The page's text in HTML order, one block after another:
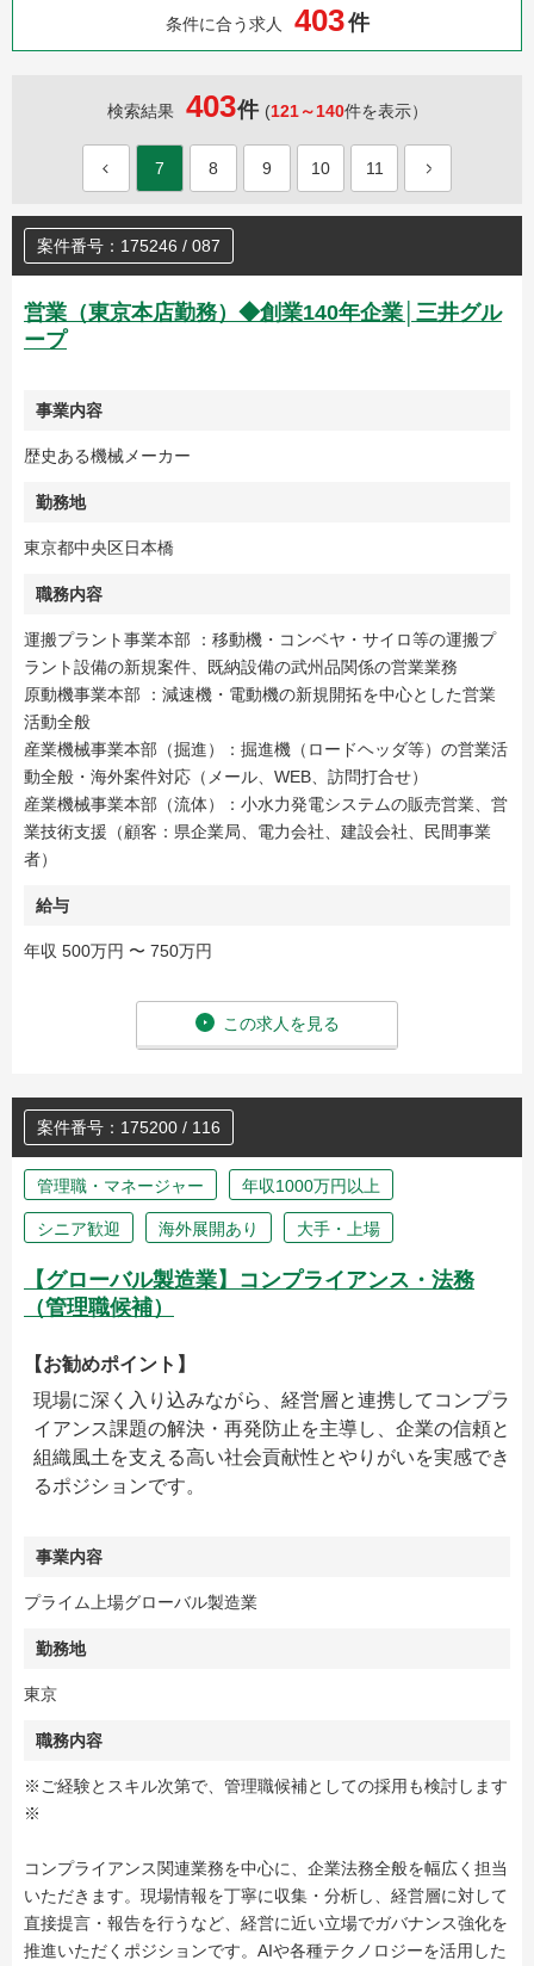
条件に合う求人 403件
検索結果 403件 (121～140件を表示）
7 8 9 10 11
案件番号：175246 / 087
営業（東京本店勤務）◆創業140年企業│三井グル
ープ
事業内容
歴史ある機械メーカー
勤務地
東京都中央区日本橋
職務内容
運搬プラント事業本部 ：移動機・コンベヤ・サイロ等の運搬プ
ラント設備の新規案件、既納設備の武州品関係の営業業務
原動機事業本部 ：減速機・電動機の新規開拓を中心とした営業
活動全般
産業機械事業本部（掘進）：掘進機（ロードヘッダ等）の営業活
動全般・海外案件対応（メール、WEB、訪問打合せ）
産業機械事業本部（流体）：小水力発電システムの販売営業、営
業技術支援（顧客：県企業局、電力会社、建設会社、民間事業
者）
給与
年収 500万円 〜 750万円
この求人を見る
案件番号：175200 / 116
管理職・マネージャー 年収1000万円以上
シニア歓迎 海外展開あり 大手・上場
【グローバル製造業】コンプライアンス・法務
（管理職候補）
【お勧めポイント】
現場に深く入り込みながら、経営層と連携してコンプラ
イアンス課題の解決・再発防止を主導し、企業の信頼と
組織風土を支える高い社会貢献性とやりがいを実感でき
るポジションです。
事業内容
プライム上場グローバル製造業
勤務地
東京
職務内容
※ご経験とスキル次第で、管理職候補としての採用も検討します
※
コンプライアンス関連業務を中心に、企業法務全般を幅広く担当
いただきます。現場情報を丁寧に収集・分析し、経営層に対して
直接提言・報告を行うなど、経営に近い立場でガバナンス強化を
推進いただくポジションです。AIや各種テクノロジーを活用した